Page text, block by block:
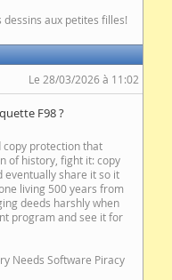
dessins aux petites filles!
Le 28/03/2026 à 11:02
F98 ?
copy protection that
of history, fight it: copy
eventually share it so it
living 500 years from
deeds harshly when
program and see it for
Needs Software Piracy